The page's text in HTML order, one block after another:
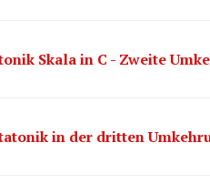
Skala in C - Zweite
in der dritten